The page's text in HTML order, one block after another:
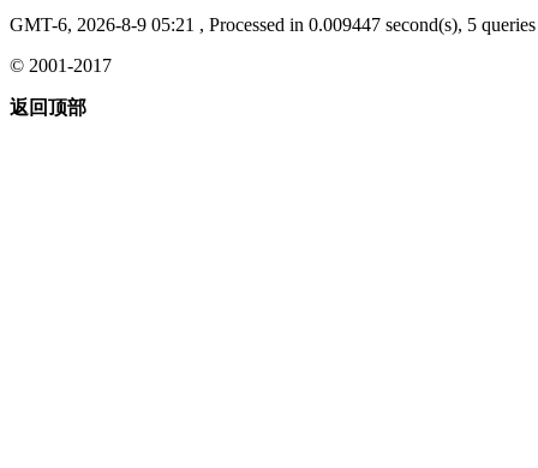
GMT-6, 2026-8-9 05:21 , Processed in 0.009447 second(s), 5
© 2001-2017
返回顶部